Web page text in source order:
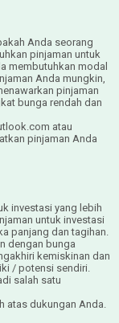
Anda seorang
pinjaman untuk
membutuhkan modal
Anda mungkin,
pinjaman
bunga rendah dan
atau
pinjaman Anda
investasi yang lebih
untuk investasi
panjang dan tagihan.
dengan bunga
kemiskinan dan
/ potensi sendiri.
salah satu
atas dukungan Anda.